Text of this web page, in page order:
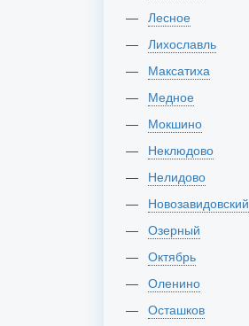
Лесное
Лихославль
Максатиха
Медное
Мокшино
Неклюдово
Нелидово
Новозавидовский
Озерный
Октябрь
Оленино
Осташков